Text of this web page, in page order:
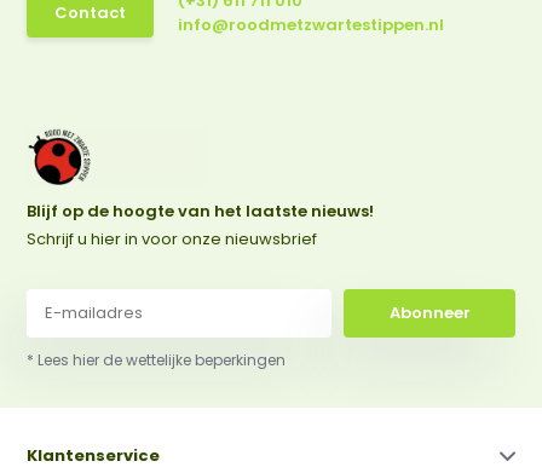
Contact
info@roodmetzwartestippen.nl
Blijf op de hoogte van het laatste nieuws!
Schrijf u hier in voor onze nieuwsbrief
Abonneer
* Lees hier de wettelijke beperkingen
Klantenservice